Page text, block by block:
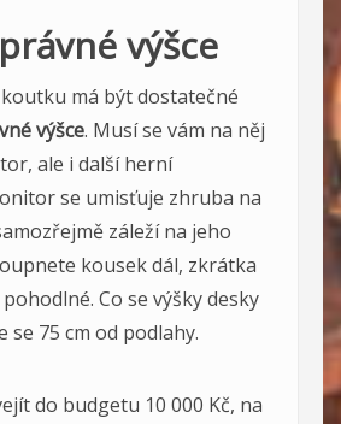
výšce
má být dostatečné
výšce. Musí se vám na něj
ale i další herní
se umisťuje zhruba na
záleží na jeho
kousek dál, zkrátka
Co se výšky desky
se 75 cm od podlahy.
do budgetu 10 000 Kč, na